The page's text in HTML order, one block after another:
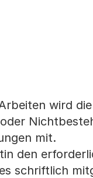
wird
mit.
den
schriftlich